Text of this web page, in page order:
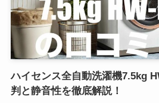
ハイセンス全自動洗濯機7.5kg
判と静音性を徹底解説！